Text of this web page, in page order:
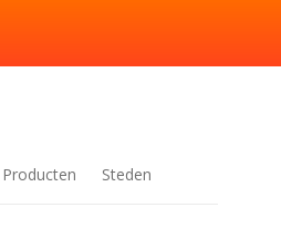
Producten Steden